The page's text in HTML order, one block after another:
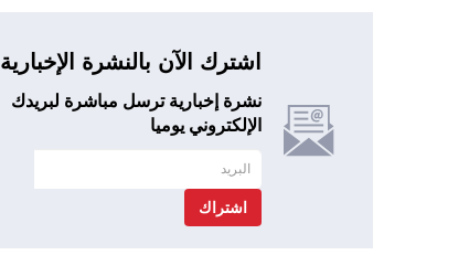
اشترك الآن بالنشرة الإخبارية
نشرة إخبارية ترسل مباشرة لبريدك
الإلكتروني يوميا
اشتراك